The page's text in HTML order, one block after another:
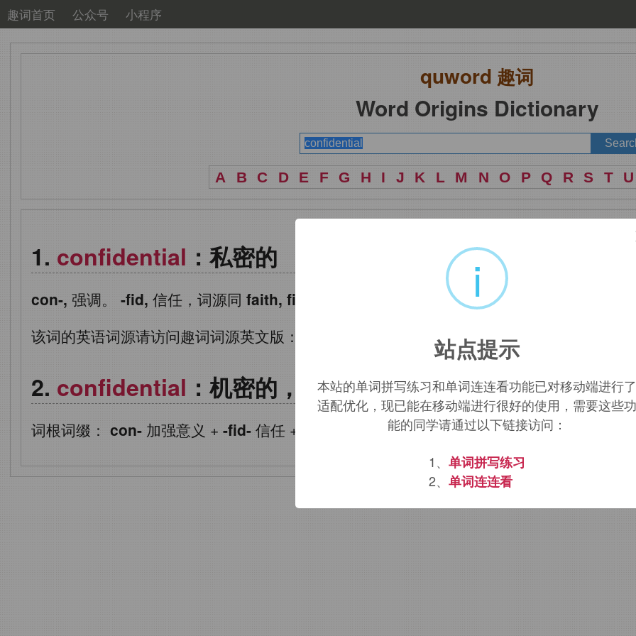
趣词首页 公众号 小程序
quword 趣词
Word Origins Dictionary
A B C D E F G H I J K L M N O P Q R S T U
confidential ：私密的
con-, 强调。 -fid, 信任，词源同 faith, fiance.
即与信任的人分享的私密信息。
该词的英语词源请访问趣词词源英文版：
confidential
confidential ：机密的，秘密的，亲信的
词根词缀： con- 加强意义 + -fid- 信任 + 形容词词尾+-ial形容词词尾
i
站点提示
本站的单词拼写练习和单词连连看功能已对移动端进行了
适配优化，现已能在移动端进行很好的使用，需要这些功
能的同学请通过以下链接访问：
1、 单词拼写练习
2、 单词连连看